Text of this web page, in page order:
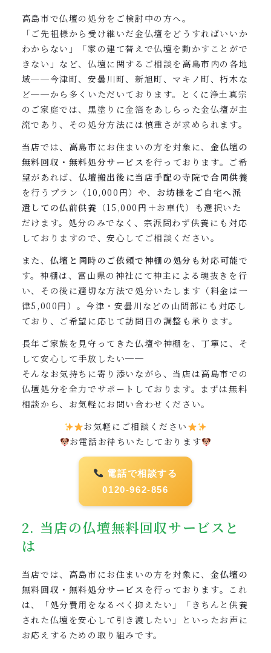
高島市で仏壇の処分をご検討中の方へ。
「ご先祖様から受け継いだ金仏壇をどうすればいいか
わからない」「家の建て替えで仏壇を動かすことがで
きない」など、仏壇に関するご相談を高島市内の各地
域──今津町、安曇川町、新旭町、マキノ町、朽木な
ど──から多くいただいております。とくに浄土真宗
のご家庭では、黒塗りに金箔をあしらった金仏壇が主
流であり、その処分方法には慎重さが求められます。
当店では、高島市にお住まいの方を対象に、 金仏壇の
無料回収・無料処分サービス を行っております。ご希
望があれば、 仏壇搬出後に当店手配の寺院で合同供養
を行うプラン（10,000円）や、 お坊様をご自宅へ派
遣しての仏前供養 （15,000円＋お車代）も選択いた
だけます。処分のみでなく、宗派問わず供養にも対応
しておりますので、安心してご相談ください。
また、 仏壇と同時のご依頼で神棚の処分も対応可能で
す。神棚は、富山県の神社にて神主による魂抜きを行
い、その後に適切な方法で処分いたします（料金は一
律5,000円）。今津・安曇川などの山間部にも対応し
ており、ご希望に応じて訪問日の調整も承ります。
長年ご家族を見守ってきた仏壇や神棚を、丁寧に、そ
して安心して手放したい──
そんなお気持ちに寄り添いながら、当店は高島市での
仏壇処分を全力でサポートしております。まずは無料
相談から、お気軽にお問い合わせください。
お気軽にご相談ください
お電話お待ちいたしております
電話で相談する
0120-962-856
2. 当店の仏壇無料回収サービスと
は
当店では、高島市にお住まいの方を対象に、 金仏壇の
無料回収・無料処分サービス を行っております。これ
は、「処分費用をなるべく抑えたい」「きちんと供養
された仏壇を安心して引き渡したい」といったお声に
お応えするための取り組みです。